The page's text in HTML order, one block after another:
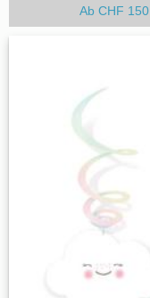
Ab CHF 150